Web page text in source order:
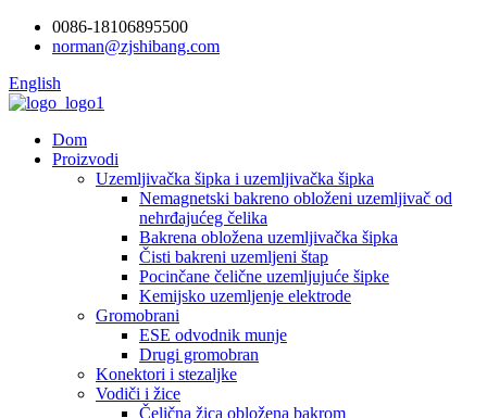
0086-18106895500
norman@zjshibang.com
English
Dom
Proizvodi
Uzemljivačka šipka i uzemljivačka šipka
Nemagnetski bakreno obloženi uzemljivač od
nehrđajućeg čelika
Bakrena obložena uzemljivačka šipka
Čisti bakreni uzemljeni štap
Pocinčane čelične uzemljujuće šipke
Kemijsko uzemljenje elektrode
Gromobrani
ESE odvodnik munje
Drugi gromobran
Konektori i stezaljke
Vodiči i žice
Čelična žica obložena bakrom